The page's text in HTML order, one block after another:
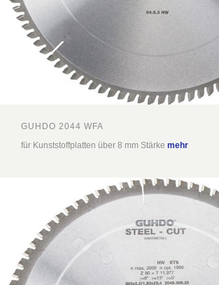
GUHDO 2044 WFA
für Kunststoffplatten über 8 mm Stärke mehr